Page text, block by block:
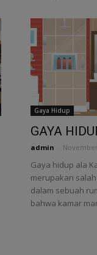
Gaya Hidup
GAYA
admin
Gaya hidup ala
merupakan
dalam sebuah
bahwa kamar